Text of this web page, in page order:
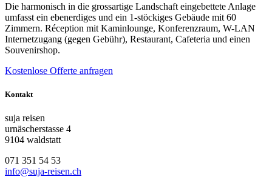
Die harmonisch in die grossartige Landschaft eingebettete Anlage
umfasst ein ebenerdiges und ein 1-stöckiges Gebäude mit 60
Zimmern. Réception mit Kaminlounge, Konferenzraum, W-LAN
Internetzugang (gegen Gebühr), Restaurant, Cafeteria und einen
Souvenirshop.
Kostenlose Offerte anfragen
Kontakt
suja reisen
urnäscherstasse 4
9104 waldstatt
071 351 54 53
info@suja-reisen.ch